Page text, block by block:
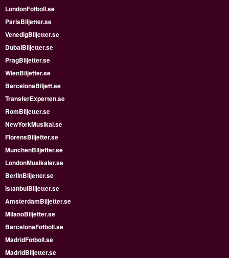
LondonFotboll.se
ParisBiljetter.se
VenedigBiljetter.se
DubaiBiljetter.se
PragBiljetter.se
WienBiljetter.se
BarcelonaBiljett.se
TransferExperten.se
RomBiljetter.se
NewYorkMusikal.se
FlorensBiljetter.se
MunchenBiljetter.se
LondonMusikaler.se
BerlinBiljetter.se
IstanbulBiljetter.se
AmsterdamBiljetter.se
MilanoBiljetter.se
BarcelonaFotboll.se
MadridFotboll.se
MadridBiljetter.se